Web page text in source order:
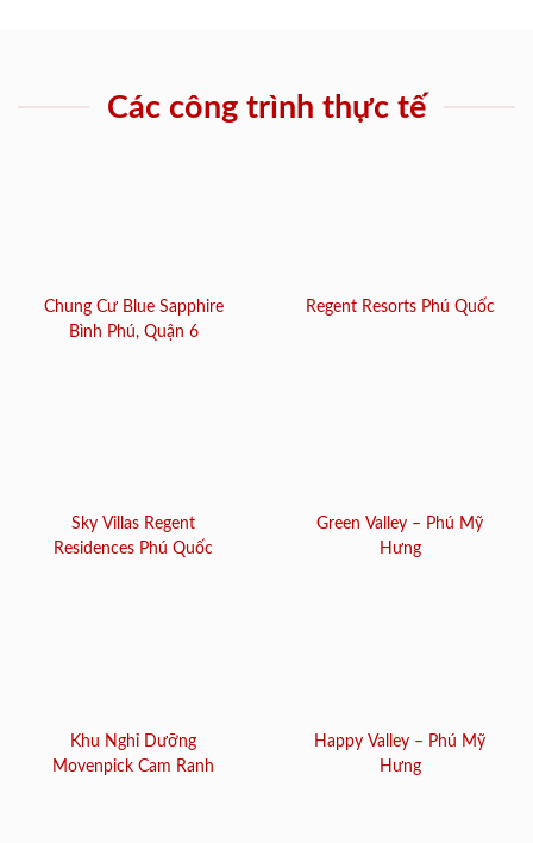
Các công trình thực tế
Chung Cư Blue Sapphire
Bình Phú, Quận 6
Regent Resorts Phú Quốc
Sky Villas Regent
Residences Phú Quốc
Green Valley – Phú Mỹ
Hưng
Khu Nghỉ Dưỡng
Movenpick Cam Ranh
Happy Valley – Phú Mỹ
Hưng